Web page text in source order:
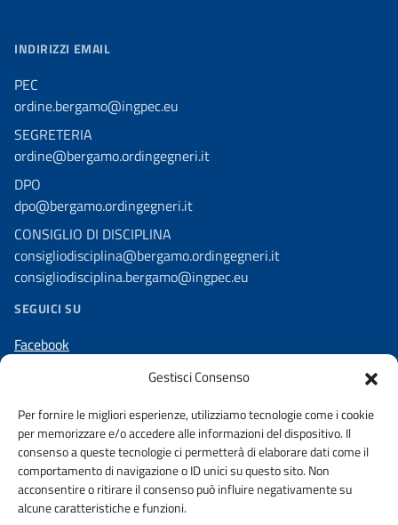
Gestisci Consenso
Per fornire le migliori esperienze, utilizziamo tecnologie come i cookie
per memorizzare e/o accedere alle informazioni del dispositivo. Il
consenso a queste tecnologie ci permetterà di elaborare dati come il
comportamento di navigazione o ID unici su questo sito. Non
acconsentire o ritirare il consenso può influire negativamente su
alcune caratteristiche e funzioni.
INDIRIZZI EMAIL
PEC
ordine.bergamo@ingpec.eu
SEGRETERIA
ordine@bergamo.ordingegneri.it
DPO
dpo@bergamo.ordingegneri.it
CONSIGLIO DI DISCIPLINA
consigliodisciplina@bergamo.ordingegneri.it
consigliodisciplina.bergamo@ingpec.eu
SEGUICI SU
Facebook
AMMINISTRAZIONE TRASPARENTE